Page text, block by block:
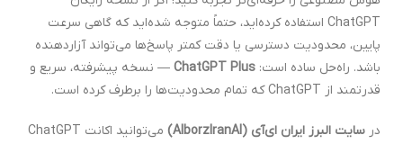
ChatGPT استفاده کرده‌اید، حتماً متوجه شده‌اید که گاهی سرعت
پایین، محدودیت دسترسی یا دقت کمتر پاسخ‌ها می‌تواند آزاردهنده
باشد. راه‌حل ساده است: ChatGPT Plus — نسخه پیشرفته، سریع و
قدرتمند از ChatGPT که تمام محدودیت‌ها را برطرف کرده است.
در سایت البرز ایران ای‌آی (AlborzIranAI)
می‌توانید اکانت ChatGPT